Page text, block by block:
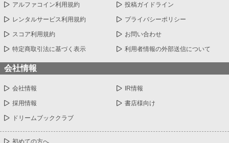
アルファコイン利用規約 投稿ガイドライン
レンタルサービス利用規約 プライバシーポリシー
スコア利用規約 お問い合わせ
特定商取引法に基づく表示 利用者情報の外部送信について
会社情報
会社情報 IR情報
採用情報 書店様向け
ドリームブッククラブ
初めての方へ